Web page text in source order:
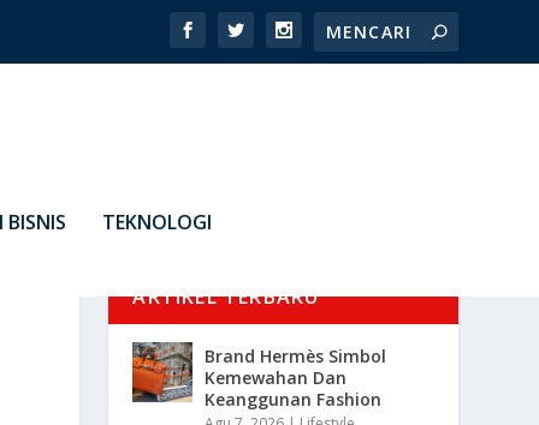
BISNIS TEKNOLOGI
ARTIKEL TERBARU
Brand Hermès Simbol
Kemewahan Dan
Keanggunan Fashion